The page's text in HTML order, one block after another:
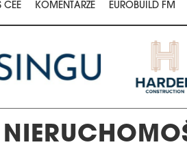
CEE KOMENTARZE EUROBUILD FM